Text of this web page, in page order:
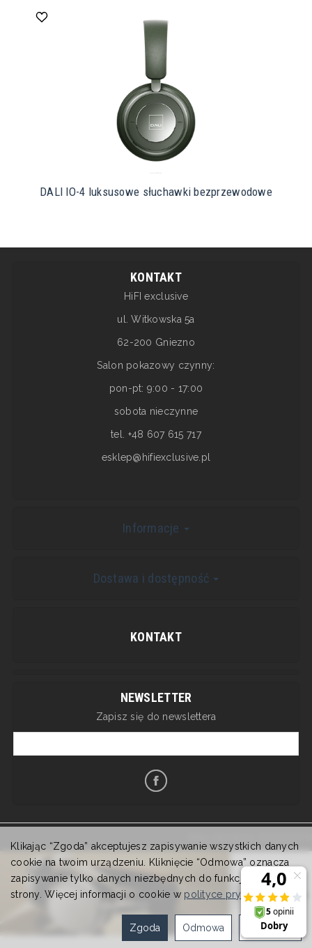
DALI IO-4 luksusowe słuchawki bezprzewodowe
KONTAKT
HiFI exclusive
ul. Witkowska 5a
62-200 Gniezno
Salon pokazowy czynny:
pon-pt: 9:00 - 17:00
sobota nieczynne
tel. +48 607 615 717
esklep@hifiexclusive.pl
Informacje
Dostawa i dostępność
KONTAKT
NEWSLETTER
Zapisz się do newslettera
Klikając “Zgoda” akceptujesz zapisywanie wszystkich danych
cookie na twoim urządzeniu. Kliknięcie “Odmowa” oznacza
zapisywanie tylko danych niezbędnych do funkcjonowania
strony. Więcej informacji o cookie w polityce prywatności.
Ustawienia
Odmowa
Zgoda